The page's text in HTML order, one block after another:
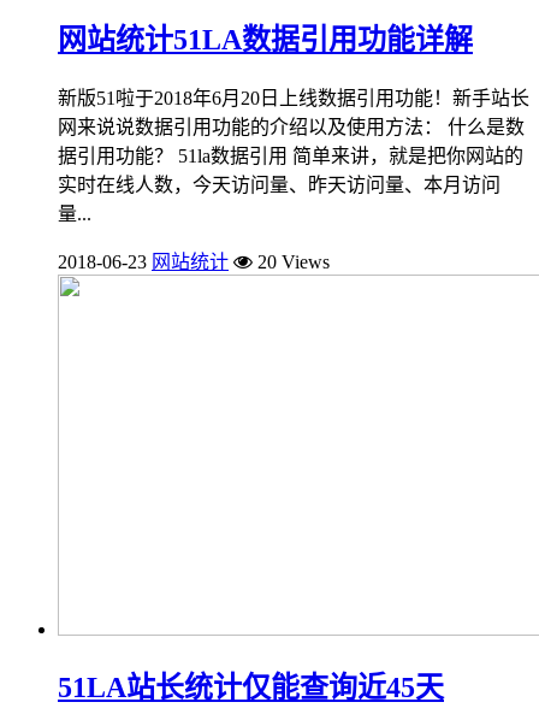
网站统计51LA数据引用功能详解
新版51啦于2018年6月20日上线数据引用功能！新手站长
网来说说数据引用功能的介绍以及使用方法： 什么是数
据引用功能？ 51la数据引用 简单来讲，就是把你网站的
实时在线人数，今天访问量、昨天访问量、本月访问
量...
2018-06-23 网站统计 20 Views
51LA站长统计仅能查询近45天